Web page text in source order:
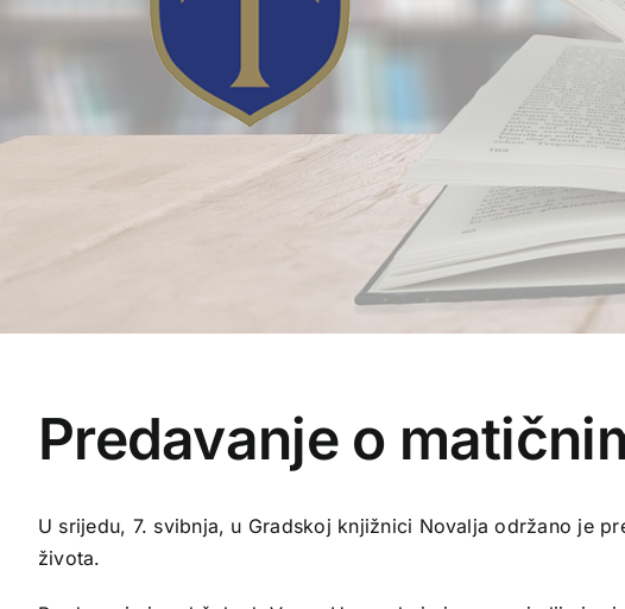
Predavanje o
U srijedu, 7. svibnja, u Gradskoj knjižnici Novalja održano je
života.